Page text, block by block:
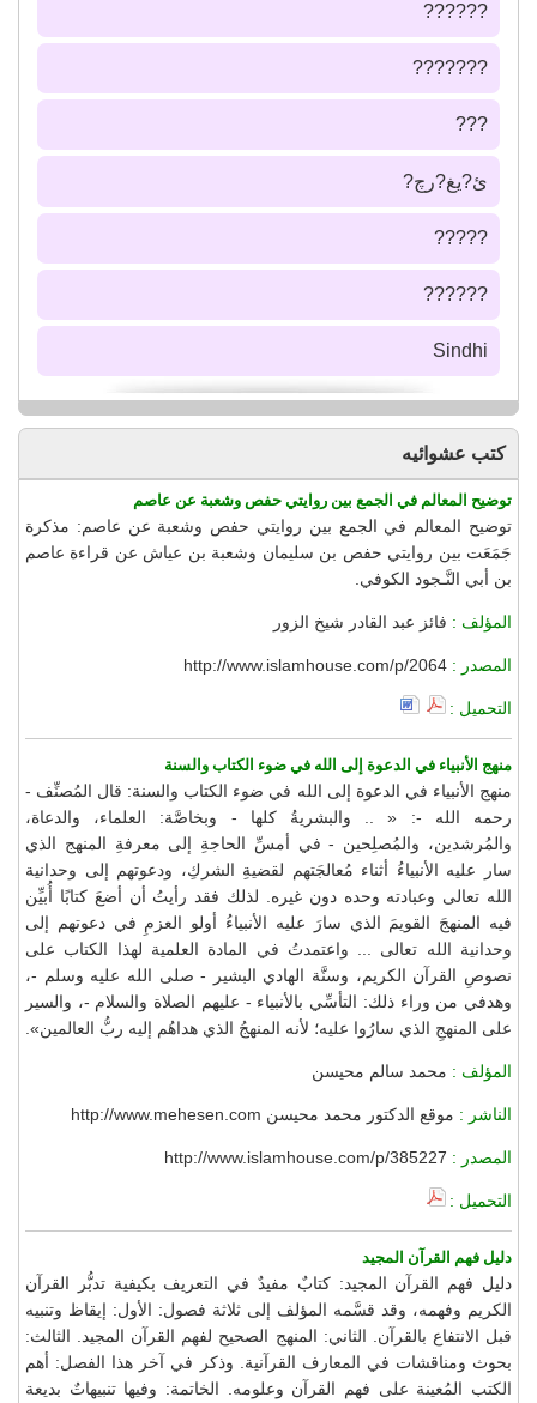
??????
???????
???
ئ?يغ?رچ?
?????
??????
Sindhi
كتب عشوائيه
توضيح المعالم في الجمع بين روايتي حفص وشعبة عن عاصم
توضيح المعالم في الجمع بين روايتي حفص وشعبة عن عاصم: مذكرة
جَمَعَت بين روايتي حفص بن سليمان وشعبة بن عياش عن قراءة عاصم
بن أبي النَّـجود الكوفي.
المؤلف : فائز عبد القادر شيخ الزور
المصدر : http://www.islamhouse.com/p/2064
التحميل :
منهج الأنبياء في الدعوة إلى الله في ضوء الكتاب والسنة
منهج الأنبياء في الدعوة إلى الله في ضوء الكتاب والسنة: قال المُصنِّف -
رحمه الله -: « .. والبشريةُ كلها - وبخاصَّة: العلماء، والدعاة،
والمُرشدين، والمُصلِحين - في أمسِّ الحاجةِ إلى معرفةِ المنهج الذي
سار عليه الأنبياءُ أثناء مُعالجَتهم لقضيةِ الشركِ، ودعوتهم إلى وحدانية
الله تعالى وعبادته وحده دون غيره. لذلك فقد رأيتُ أن أضعَ كتابًا أُبيِّن
فيه المنهجَ القويمَ الذي سارَ عليه الأنبياءُ أولو العزمِ في دعوتهم إلى
وحدانية الله تعالى ... واعتمدتُ في المادة العلمية لهذا الكتاب على
نصوصِ القرآن الكريم، وسنَّة الهادي البشير - صلى الله عليه وسلم -،
وهدفي من وراء ذلك: التأسِّي بالأنبياء - عليهم الصلاة والسلام -، والسير
على المنهجِ الذي سارُوا عليه؛ لأنه المنهجُ الذي هداهُم إليه ربُّ العالمين».
المؤلف : محمد سالم محيسن
الناشر : موقع الدكتور محمد محيسن http://www.mehesen.com
المصدر : http://www.islamhouse.com/p/385227
التحميل :
دليل فهم القرآن المجيد
دليل فهم القرآن المجيد: كتابٌ مفيدٌ في التعريف بكيفية تدبُّر القرآن
الكريم وفهمه، وقد قسَّمه المؤلف إلى ثلاثة فصول: الأول: إيقاظ وتنبيه
قبل الانتفاع بالقرآن. الثاني: المنهج الصحيح لفهم القرآن المجيد. الثالث:
بحوث ومناقشات في المعارف القرآنية. وذكر في آخر هذا الفصل: أهم
الكتب المُعينة على فهم القرآن وعلومه. الخاتمة: وفيها تنبيهاتٌ بديعة